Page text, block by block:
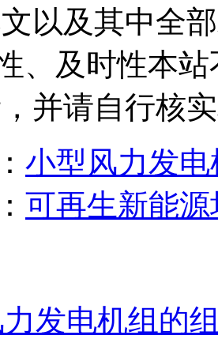
以及其中全
、及时性本
并请自行核
小型风力发
可再生新能
发电机组的